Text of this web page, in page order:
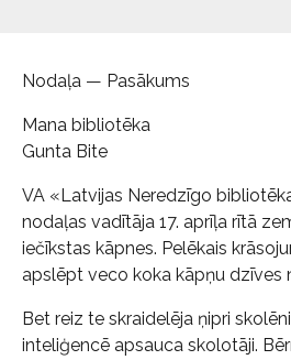
Nodaļa — Pasākums
Mana bibliotēka
Gunta Bite
VA «Latvijas Neredzīgo
nodaļas vadītāja 17. aprīļa rītā
iečīkstas kāpnes. Pelēkais
apslēpt veco koka kāpņu dzīves
Bet reiz te skraidelēja ņipri
inteliģencē apsauca skolotāji.